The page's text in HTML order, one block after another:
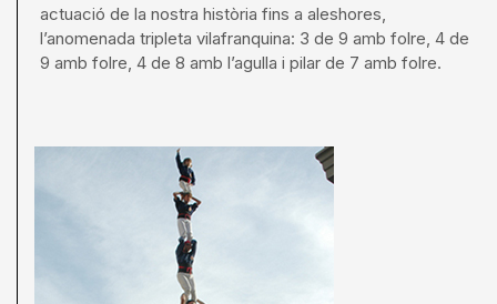
actuació de la nostra història fins a aleshores,
l’anomenada tripleta vilafranquina: 3 de 9 amb folre, 4 de
9 amb folre, 4 de 8 amb l’agulla i pilar de 7 amb folre.